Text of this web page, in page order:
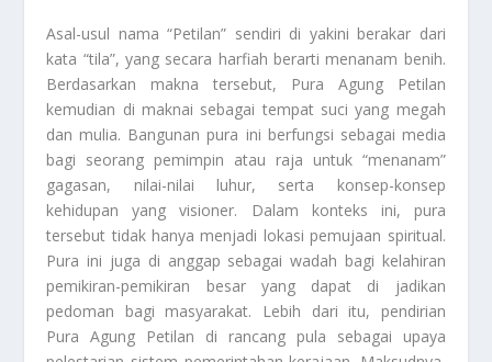
Asal-usul nama “Petilan” sendiri di yakini berakar dari
kata “tila”, yang secara harfiah berarti menanam benih.
Berdasarkan makna tersebut, Pura Agung Petilan
kemudian di maknai sebagai tempat suci yang megah
dan mulia. Bangunan pura ini berfungsi sebagai media
bagi seorang pemimpin atau raja untuk “menanam”
gagasan, nilai-nilai luhur, serta konsep-konsep
kehidupan yang visioner. Dalam konteks ini, pura
tersebut tidak hanya menjadi lokasi pemujaan spiritual.
Pura ini juga di anggap sebagai wadah bagi kelahiran
pemikiran-pemikiran besar yang dapat di jadikan
pedoman bagi masyarakat. Lebih dari itu, pendirian
Pura Agung Petilan di rancang pula sebagai upaya